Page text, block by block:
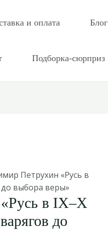
и оплата Блог
Подборка-сюрприз
Петрухин «Русь в
до выбора веры»
в IX–X
до